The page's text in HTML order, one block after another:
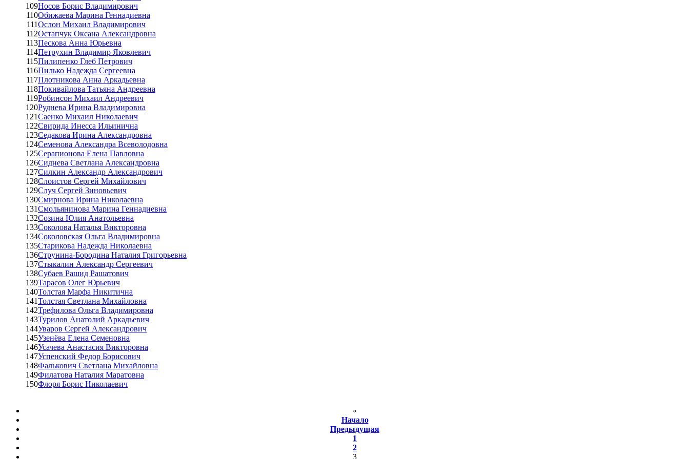
109Носов Борис Владимирович
110Обижаева Марина Геннадиевна
111Ослон Михаил Владимирович
112Остапчук Оксана Александровна
113Пескова Анна Юрьевна
114Петрухин Владимир Яковлевич
115Пилипенко Глеб Петрович
116Пилько Надежда Сергеевна
117Плотникова Анна Аркадьевна
118Покивайлова Татьяна Андреевна
119Робинсон Михаил Андреевич
120Руднева Ирина Владимировна
121Саенко Михаил Николаевич
122Свирида Инесса Ильинична
123Седакова Ирина Александровна
124Семенова Александра Всеволодовна
125Серапионова Елена Павловна
126Сиднева Светлана Александровна
127Силкин Александр Александрович
128Слоистов Сергей Михайлович
129Случ Сергей Зиновьевич
130Смирнова Ирина Николаевна
131Смольянинова Марина Геннадиевна
132Созина Юлия Анатольевна
133Соколова Наталья Викторовна
134Соколовская Ольга Владимировна
135Старикова Надежда Николаевна
136Струнина-Бородина Наталия Григорьевна
137Стыкалин Александр Сергеевич
138Субаев Рашид Рашатович
139Тарасов Олег Юрьевич
140Толстая Марфа Никитична
141Толстая Светлана Михайловна
142Трефилова Ольга Владимировна
143Турилов Анатолий Аркадьевич
144Уваров Сергей Александрович
145Узенёва Елена Семеновна
146Усачева Анастасия Викторовна
147Успенский Федор Борисович
148Фалькович Светлана Михайловна
149Филатова Наталия Маратовна
150Флоря Борис Николаевич
«
Начало
Предыдущая
1
2
3